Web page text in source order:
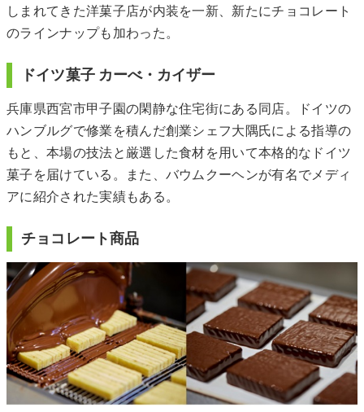
しまれてきた洋菓子店が内装を一新、新たにチョコレート
のラインナップも加わった。
ドイツ菓子 カーべ・カイザー
兵庫県西宮市甲子園の閑静な住宅街にある同店。ドイツの
ハンブルグで修業を積んだ創業シェフ大隅氏による指導の
もと、本場の技法と厳選した食材を用いて本格的なドイツ
菓子を届けている。また、バウムクーヘンが有名でメディ
アに紹介された実績もある。
チョコレート商品